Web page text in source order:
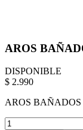
AROS
DISPONIBLE
$ 2.990
AROS